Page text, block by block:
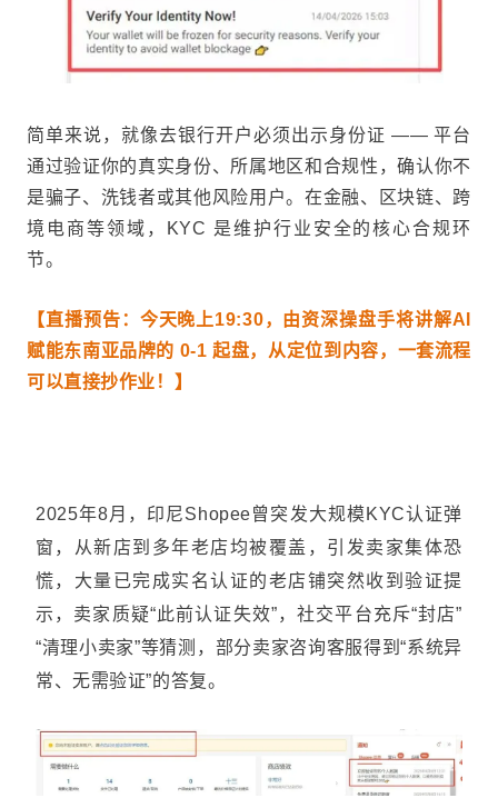
简单来说，就像去银行开户必须出示身份证 —— 平台
通过验证你的真实身份、所属地区和合规性，确认你不
是骗子、洗钱者或其他风险用户。在金融、区块链、跨
境电商等领域，KYC 是维护行业安全的核心合规环
节。
【直播预告：今天晚上19:30，由资深操盘手将讲解AI
赋能东南亚品牌的 0-1 起盘，从定位到内容，一套流程
可以直接抄作业！】
2025年8月，印尼Shopee曾突发大规模KYC认证弹
窗，从新店到多年老店均被覆盖，引发卖家集体恐
慌，大量已完成实名认证的老店铺突然收到验证提
示，卖家质疑“此前认证失效”，社交平台充斥“封店”
“清理小卖家”等猜测，部分卖家咨询客服得到“系统异
常、无需验证”的答复。